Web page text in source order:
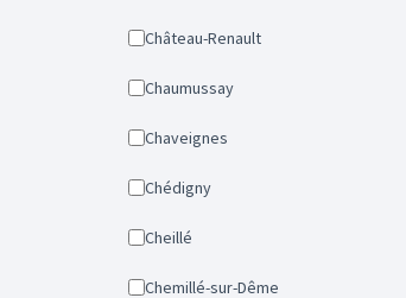
Château-Renault
Chaumussay
Chaveignes
Chédigny
Cheillé
Chemillé-sur-Dême